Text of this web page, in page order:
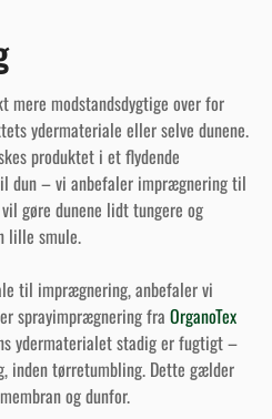
mere modstandsdygtige over for
ydermateriale eller selve dunene.
produktet i et flydende
dun – vi anbefaler imprægnering til
gøre dunene lidt tungere og
lille smule.
til imprægnering, anbefaler vi
sprayimprægnering fra OrganoTex
ydermaterialet stadig er fugtigt –
inden tørretumbling. Dette gælder
og dunfor.